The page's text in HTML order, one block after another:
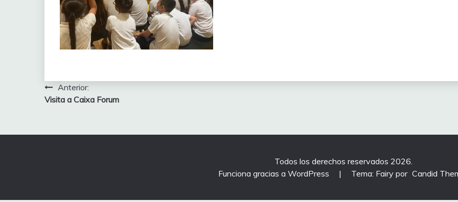
Navegación
de
Anterior:
Visita a Caixa Forum
Todos los derechos reservados 2026.
Funciona gracias a WordPress
| Tema: Fairy por Candid